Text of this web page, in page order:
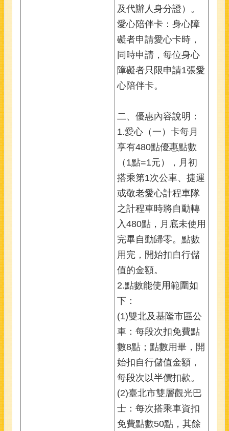
及代辦人身分證）。
愛心陪伴卡：身心障
礙者申請愛心卡時，
同時申請，每位身心
障礙者只限申請1張愛
心陪伴卡。
二、優惠內容說明：
1.愛心（一）卡每月
享有480點優惠點數
（1點=1元），月初
搭乘第1次公車、捷運
或敬老愛心計程車隊
之計程車時將自動轉
入480點，月底未使用
完畢自動歸零。點數
用完，開始扣自行儲
值的金額。
2.點數能使用範圍如
下：
(1)雙北及基隆市區公
車：每段次扣免費點
數8點；點數用畢，開
始扣自行儲值金額，
每段次以半價扣款。
(2)臺北市雙層觀光巴
士：每次搭乘車資扣
免費點數50點，其餘